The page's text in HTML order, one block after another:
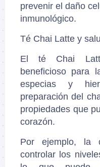
prevenir el daño
inmunológico.
Té Chai Latte y
El té Chai
beneficioso para
especias y
preparación del
propiedades que
corazón.
Por ejemplo, la
controlar los